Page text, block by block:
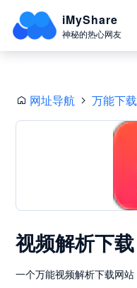
iMyShare
神秘的热心网友
网址导航 万能下载
视频解析下载
一个万能视频解析下载网站